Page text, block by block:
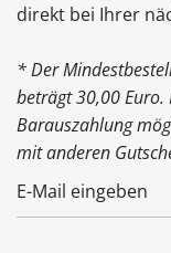
direkt bei Ihrer
* Der
beträgt 30,00
Barauszahlung
mit anderen